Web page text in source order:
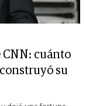
CNN: cuánto
su